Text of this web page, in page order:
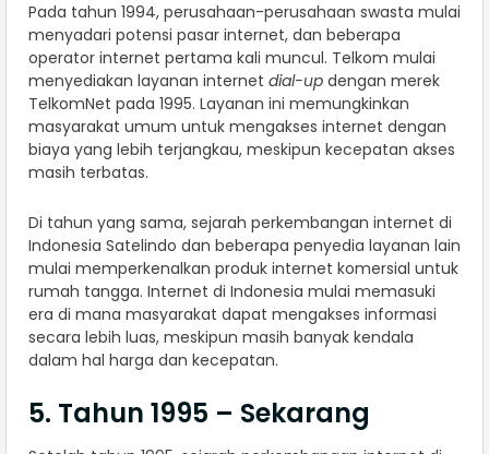
Pada tahun 1994, perusahaan-perusahaan swasta mulai
menyadari potensi pasar internet, dan beberapa
operator internet pertama kali muncul. Telkom mulai
menyediakan layanan internet dial-up dengan merek
TelkomNet pada 1995. Layanan ini memungkinkan
masyarakat umum untuk mengakses internet dengan
biaya yang lebih terjangkau, meskipun kecepatan akses
masih terbatas.
Di tahun yang sama, sejarah perkembangan internet di
Indonesia Satelindo dan beberapa penyedia layanan lain
mulai memperkenalkan produk internet komersial untuk
rumah tangga. Internet di Indonesia mulai memasuki
era di mana masyarakat dapat mengakses informasi
secara lebih luas, meskipun masih banyak kendala
dalam hal harga dan kecepatan.
5. Tahun 1995 – Sekarang